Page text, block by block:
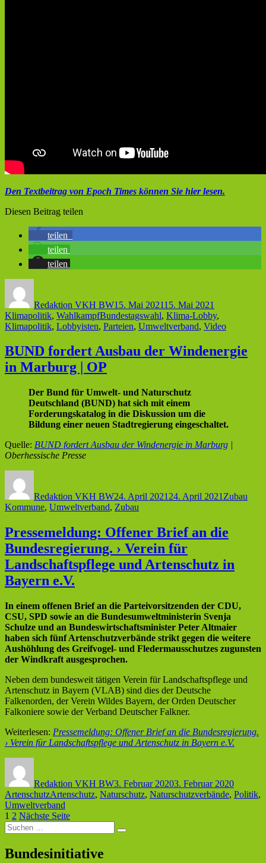
Den Textbeitrag von Epoch Times können Sie hier lesen.
Diesen Beitrag teilen
teilen
teilen
teilen
Redaktion VKH BW15. Mai 202115. Mai 2021
Klimapolitik, WahlkampfSchlagwörter
Bundestagswahl, Klima-Lobby,
Klimapolitik, Lobbyisten, Parteien, Umweltverband, Video
BUND fordert Ausbau der Windenergie
in Marburg | OP
Der Bund für Umwelt- und Naturschutz
Deutschland (BUND) hat sich mit einem
Forderungskatalog in die Diskussion um die
Bildung einer neuen Stadtregierung eingeschaltet.
Quelle: BUND fordert Ausbau der Windenergie in Marburg |
Oberhessische Presse
Redaktion VKH BW24. April 2021 24. April 2021 Zubau
Kommune, Umweltverband, Zubau
Pressemeldung: Offener Brief an die
Bundesregierung. › Verein für
Landschaftspflege und Artenschutz in
Bayern e.V.
In einem offenen Brief an die Parteivorsitzenden der CDU,
CSU, SPD sowie an die Bundesumweltministerin Svenja
Schulze und an Bundeswirtschaftsminister Peter Altmaier
haben sich fünf Artenschutzverbände strikt gegen die weitere
Aushöhlung des Greifvogel- und Fledermausschutzes zugunsten
der Windkraft ausgesprochen.
Neben dem bundesweit tätigen Verein für Landschaftspflege und
Artenschutz in Bayern (VLAB) sind dies der Deutsche
Falkenorden, der Verein Wildes Bayern, der Orden Deutscher
Falkoniere sowie der Verband Deutscher Falkner.
Weiterlesen: Pressemeldung: Offener Brief an die Bundesregierung.
› Verein für Landschaftspflege und Artenschutz in Bayern e.V.
Redaktion VKH BW3. Februar 20203. Februar 2020
ArtenschutzSchlagwörter
Artenschutz, Naturschutz, Naturschutzverbände, Politik,
Umweltverband
Seitennummerierung
der
Beiträge
Seite
1 Seite
2 Nächste Seite
Suche
nach:
Suchen
Bundesinitiative